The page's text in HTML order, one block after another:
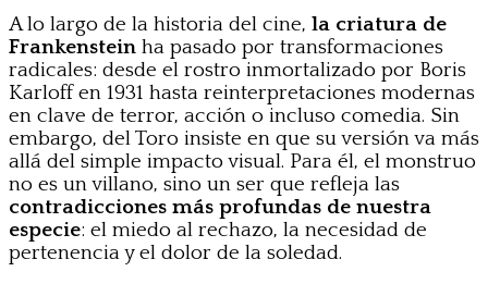
A lo largo de la historia del cine, la criatura de
Frankenstein ha pasado por transformaciones
radicales: desde el rostro inmortalizado por Boris
Karloff en 1931 hasta reinterpretaciones modernas
en clave de terror, acción o incluso comedia. Sin
embargo, del Toro insiste en que su versión va más
allá del simple impacto visual. Para él, el monstruo
no es un villano, sino un ser que refleja las
contradicciones más profundas de nuestra
especie: el miedo al rechazo, la necesidad de
pertenencia y el dolor de la soledad.